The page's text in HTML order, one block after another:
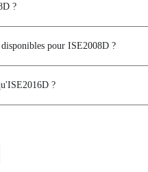
commutateurs DIP
les orages de diffusion
?
pour ISE2008D ?
?